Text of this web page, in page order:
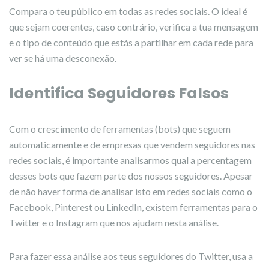
Compara o teu público em todas as redes sociais. O ideal é
que sejam coerentes, caso contrário, verifica a tua mensagem
e o tipo de conteúdo que estás a partilhar em cada rede para
ver se há uma desconexão.
Identifica Seguidores Falsos
Com o crescimento de ferramentas (bots) que seguem
automaticamente e de empresas que vendem seguidores nas
redes sociais, é importante analisarmos qual a percentagem
desses bots que fazem parte dos nossos seguidores. Apesar
de não haver forma de analisar isto em redes sociais como o
Facebook, Pinterest ou LinkedIn, existem ferramentas para o
Twitter e o Instagram que nos ajudam nesta análise.
Para fazer essa análise aos teus seguidores do Twitter, usa a